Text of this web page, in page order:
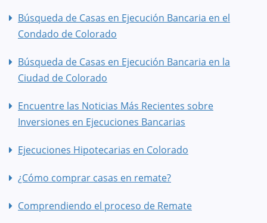
Búsqueda de Casas en Ejecución Bancaria en el
Condado de Colorado
Búsqueda de Casas en Ejecución Bancaria en la
Ciudad de Colorado
Encuentre las Noticias Más Recientes sobre
Inversiones en Ejecuciones Bancarias
Ejecuciones Hipotecarias en Colorado
¿Cómo comprar casas en remate?
Comprendiendo el proceso de Remate